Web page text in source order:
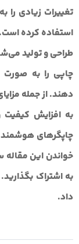
تغییرات زیادی را
استفاده کرده
طراحی و تولید
چاپی را به صورت
دهند. از جمله
به افزایش
چاپگرهای هوشمند
خواندن این مقاله
به اشتراک
داد.